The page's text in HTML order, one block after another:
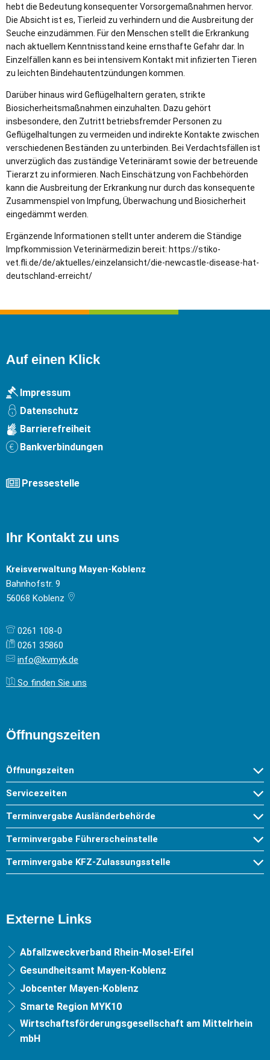
hebt die Bedeutung konsequenter Vorsorgemaßnahmen hervor.
Die Absicht ist es, Tierleid zu verhindern und die Ausbreitung der
Seuche einzudämmen. Für den Menschen stellt die Erkrankung
nach aktuellem Kenntnisstand keine ernsthafte Gefahr dar. In
Einzelfällen kann es bei intensivem Kontakt mit infizierten Tieren
zu leichten Bindehautentzündungen kommen.
Darüber hinaus wird Geflügelhaltern geraten, strikte
Biosicherheitsmaßnahmen einzuhalten. Dazu gehört
insbesondere, den Zutritt betriebsfremder Personen zu
Geflügelhaltungen zu vermeiden und indirekte Kontakte zwischen
verschiedenen Beständen zu unterbinden. Bei Verdachtsfällen ist
unverzüglich das zuständige Veterinäramt sowie der betreuende
Tierarzt zu informieren. Nach Einschätzung von Fachbehörden
kann die Ausbreitung der Erkrankung nur durch das konsequente
Zusammenspiel von Impfung, Überwachung und Biosicherheit
eingedämmt werden.
Ergänzende Informationen stellt unter anderem die Ständige
Impfkommission Veterinärmedizin bereit: https://stiko-
vet.fli.de/de/aktuelles/einzelansicht/die-newcastle-disease-hat-
deutschland-erreicht/
Auf einen Klick
Impressum
Datenschutz
Barrierefreiheit
Bankverbindungen
Pressestelle
Ihr Kontakt zu uns
Kreisverwaltung Mayen-Koblenz
Bahnhofstr. 9
56068 Koblenz
0261 108-0
0261 35860
info@kvmyk.de
So finden Sie uns
Öffnungszeiten
Öffnungszeiten
Servicezeiten
Terminvergabe Ausländerbehörde
Terminvergabe Führerscheinstelle
Terminvergabe KFZ-Zulassungsstelle
Externe Links
Abfallzweckverband Rhein-Mosel-Eifel
Gesundheitsamt Mayen-Koblenz
Jobcenter Mayen-Koblenz
Smarte Region MYK10
Wirtschaftsförderungsgesellschaft am Mittelrhein
mbH